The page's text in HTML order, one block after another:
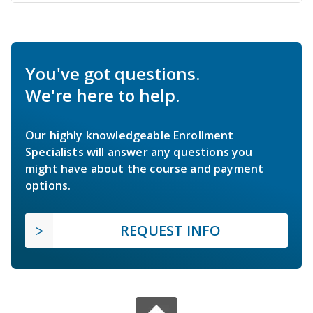
You've got questions.
We're here to help.
Our highly knowledgeable Enrollment
Specialists will answer any questions you
might have about the course and payment
options.
REQUEST INFO